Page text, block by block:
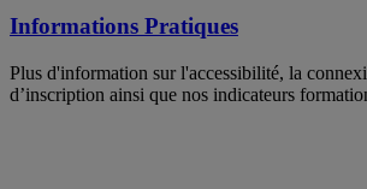
Informations Pratiques
Plus d'information sur l'accessibilité, la
d’inscription ainsi que nos indicateurs